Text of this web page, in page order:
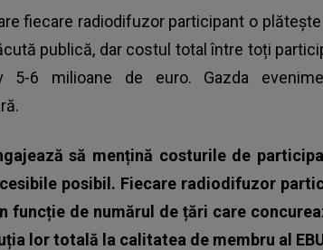
fiecare radiodifuzor participant o
publică, dar costul total între toți
5-6 milioane de euro. Gazda
să mențină costurile de
posibil. Fiecare radiodifuzor
funcție de numărul de țări care
lor totală la calitatea de membru al